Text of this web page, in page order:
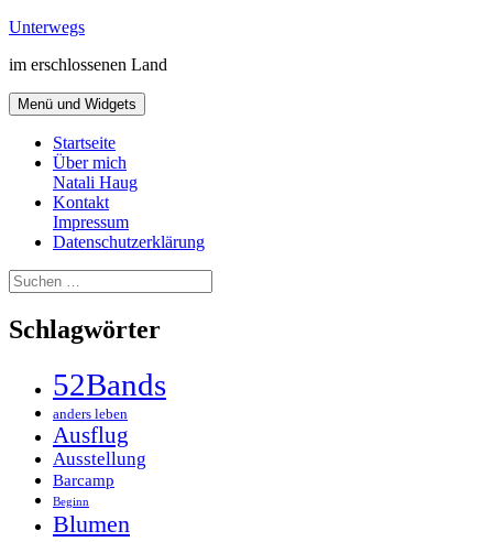
Zum
springen
Unterwegs
im erschlossenen Land
Menü und Widgets
Startseite
Über mich
Natali Haug
Kontakt
Impressum
Datenschutzerklärung
Suchen
nach:
Schlagwörter
52Bands
anders leben
Ausflug
Ausstellung
Barcamp
Beginn
Blumen